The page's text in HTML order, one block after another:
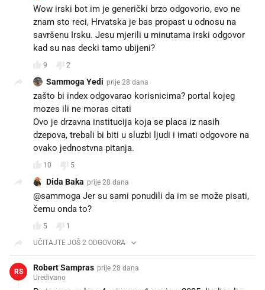
Wow irski bot im je generički brzo odgovorio, evo ne
znam sto reci, Hrvatska je bas propast u odnosu na
savršenu Irsku. Jesu mjerili u minutama irski odgovor
kad su nas decki tamo ubijeni?
9 2
Sammoga Yedi prije 28 dana
zašto bi index odgovarao korisnicima? portal kojeg
mozes ili ne moras citati
Ovo je drzavna institucija koja se placa iz nasih
dzepova, trebali bi biti u sluzbi ljudi i imati odgovore na
ovako jednostvna pitanja.
10 5
Dida Baka prije 28 dana
@sammoga Jer su sami ponudili da im se može pisati,
čemu onda to?
5
1
UČITAJTE JOŠ 2 ODGOVORA
RS Robert Sampras prije 28 dana
Uređivano